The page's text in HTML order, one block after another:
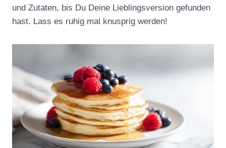
und Zutaten, bis Du Deine Lieblingsversion gefunden
hast. Lass es ruhig mal knusprig werden!